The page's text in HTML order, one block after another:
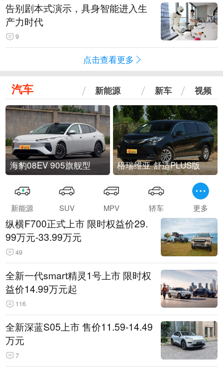
告别剧本式演示，具身智能进入生
产力时代
9
点击查看更多
汽车 新能源 新车 视频
海豹08EV 905旗舰型 格瑞维亚 舒适PLUS版
新能源 SUV MPV 轿车 更多
纵横F700正式上市 限时权益价29.
99万元-33.99万元
49
全新一代smart精灵1号上市 限时权
益价14.99万元起
116
全新深蓝S05上市 售价11.59-14.49
万元
7